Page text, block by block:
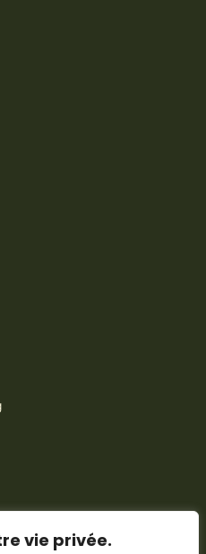
vie privée.